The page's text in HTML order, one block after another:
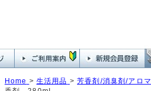
Home > 生活用品 >芳香剤/消臭剤/アロマ